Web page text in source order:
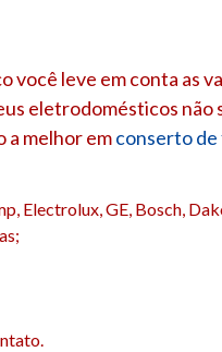
você leve em conta as
eletrodomésticos
a melhor emconserto
Electrolux, GE, Bosch,